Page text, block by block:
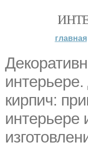
главная
кирпич:
интерьере